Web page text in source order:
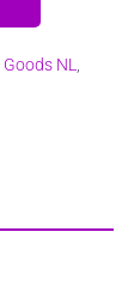
NL